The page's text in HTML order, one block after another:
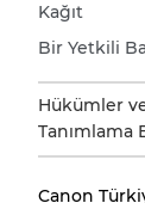
Kağıt
Bir Yetkili
Hükümler
Tanımlama
Canon